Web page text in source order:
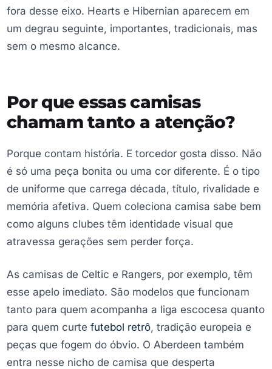
fora desse eixo. Hearts e Hibernian aparecem em
um degrau seguinte, importantes, tradicionais, mas
sem o mesmo alcance.
Por que essas camisas
chamam tanto a atenção?
Porque contam história. E torcedor gosta disso. Não
é só uma peça bonita ou uma cor diferente. É o tipo
de uniforme que carrega década, título, rivalidade e
memória afetiva. Quem coleciona camisa sabe bem
como alguns clubes têm identidade visual que
atravessa gerações sem perder força.
As camisas de Celtic e Rangers, por exemplo, têm
esse apelo imediato. São modelos que funcionam
tanto para quem acompanha a liga escocesa quanto
para quem curte futebol retrô, tradição europeia e
peças que fogem do óbvio. O Aberdeen também
entra nesse nicho de camisa que desperta